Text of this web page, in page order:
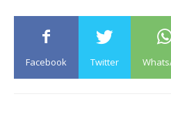
Facebook Twitter